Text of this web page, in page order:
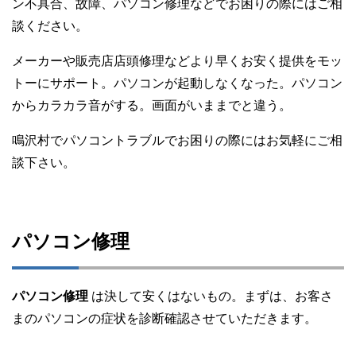
ン不具合、故障、パソコン修理などでお困りの際にはご相
談ください。
メーカーや販売店店頭修理などより早くお安く提供をモッ
トーにサポート。パソコンが起動しなくなった。パソコン
からカラカラ音がする。画面がいままでと違う。
鳴沢村でパソコントラブルでお困りの際にはお気軽にご相
談下さい。
パソコン修理
パソコン修理 は決して安くはないもの。まずは、お客さ
まのパソコンの症状を診断確認させていただきます。